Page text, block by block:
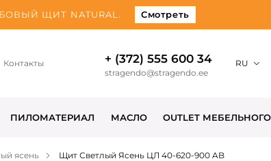
ЩИТ NATURAL. Смотреть
Контакты + (372) 555 600 34
stragendo@stragendo.ee
RU
ПИЛОМАТЕРИАЛ МАСЛО OUTLET
ясень Щит Светлый Ясень ЦЛ 40-620-900 AB